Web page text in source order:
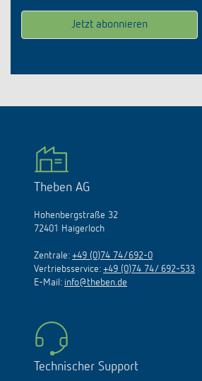
Theben AG
Hohenbergstraße 32
72401 Haigerloch
Zentrale: +49 (0)74 74/692-0
Vertriebsservice: +49 (0)74 74/ 692-533
E-Mail: info@theben.de
Technischer Support